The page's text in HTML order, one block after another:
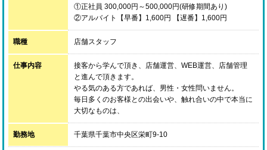
①正社員 300,000円～500,000円(研修期間あり)
②アルバイト【早番】1,600円 【遅番】1,600円
職種 店舗スタッフ
仕事内容
接客から学んで頂き、店舗運営、WEB運営、店舗管理
と進んで頂きます。
やる気のある方であれば、男性・女性問いません。
毎日多くのお客様との出会いや、触れ合いの中で本当に
大切なものは、
学歴や経歴ではなく、お客様に喜んでいただきたいとい
う「真心」です。
答えのない仕事だからこそ、毎日がおもしろいのです。
勤務地 千葉県千葉市中央区栄町9-10